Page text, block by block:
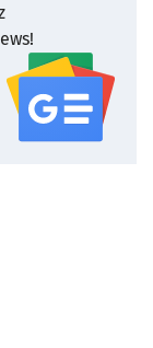
serwisu